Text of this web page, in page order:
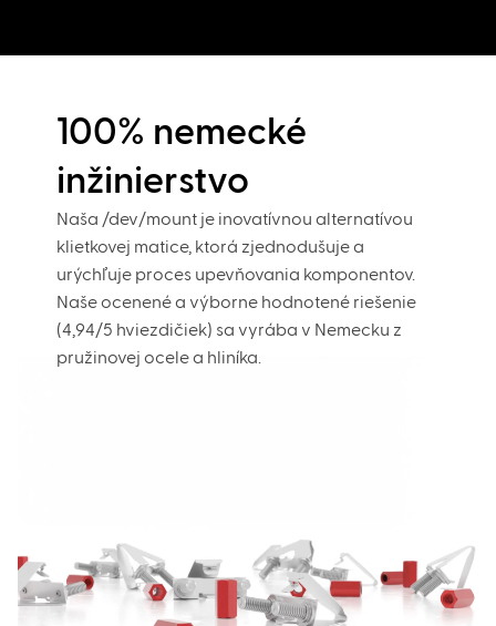
100% nemecké
inžinierstvo
Naša /dev/mount je inovatívnou alternatívou
klietkovej matice, ktorá zjednodušuje a
urýchľuje proces upevňovania komponentov.
Naše ocenené a výborne hodnotené riešenie
(4,94/5 hviezdičiek) sa vyrába v Nemecku z
pružinovej ocele a hliníka.